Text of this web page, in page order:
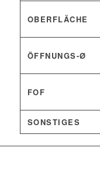
OBERFLÄCHE
ÖFFNUNGS-Ø
FOF
SONSTIGES